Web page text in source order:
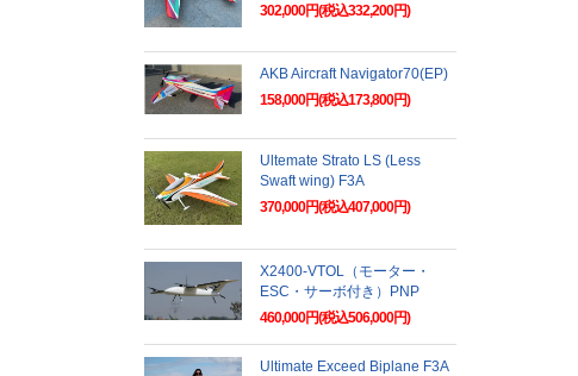
302,000円(税込332,200円)
AKB Aircraft Navigator70(EP)
158,000円(税込173,800円)
Ultemate Strato LS (Less
Swaft wing) F3A
370,000円(税込407,000円)
X2400-VTOL（モーター・
ESC・サーボ付き）PNP
460,000円(税込506,000円)
Ultimate Exceed Biplane F3A